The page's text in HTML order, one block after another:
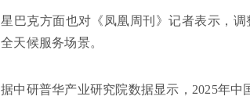
星巴克方面也对《凤凰周刊》记者表示，
全天候服务场景。
据中研普华产业研究院数据显示，2025年中